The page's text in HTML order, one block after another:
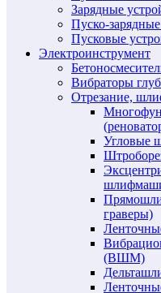
Зарядные
Пуско-
Пусковые
Электроинструмент
Вибраторы
Отрезание,
Угловые
граверы)
(ВШМ)